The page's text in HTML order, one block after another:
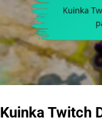
Kuinka Twitch